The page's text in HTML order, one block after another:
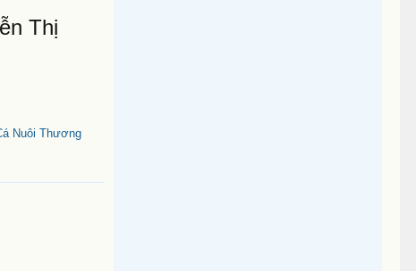
Thị
Nuôi Thương